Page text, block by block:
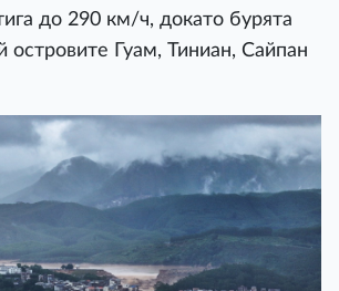
до 290 км/ч, докато бурята
островите Гуам, Тиниан, Сайпан